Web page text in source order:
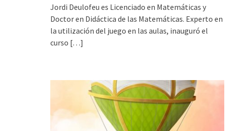
Jordi Deulofeu es Licenciado en Matemáticas y
Doctor en Didáctica de las Matemáticas. Experto en
la utilización del juego en las aulas, inauguró el
curso […]